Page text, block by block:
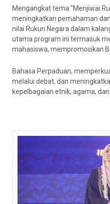
Mengangkat tema "Menjiwai
meningkatkan pemahaman
nilai Rukun Negara dalam
utama program ini termasuk
mahasiswa, mempromosikan
Bahasa Perpaduan,
melalui debat, dan
kepelbagaian etnik, agama, dan